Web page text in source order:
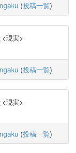
(投稿一覧)
現実>
(投稿一覧)
現実>
(投稿一覧)